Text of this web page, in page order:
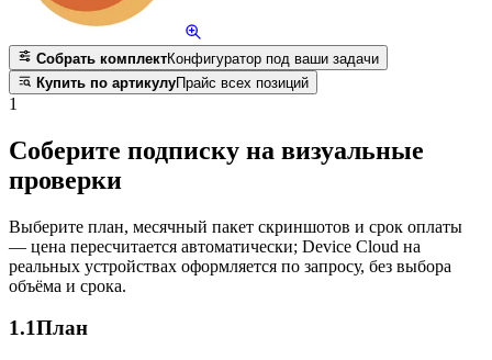
Собрать комплектКонфигуратор под ваши задачи
Купить по артикулуПрайс всех позиций
1
Соберите подписку на визуальные
проверки
Выберите план, месячный пакет скриншотов и срок оплаты
— цена пересчитается автоматически; Device Cloud на
реальных устройствах оформляется по запросу, без выбора
объёма и срока.
1.1План